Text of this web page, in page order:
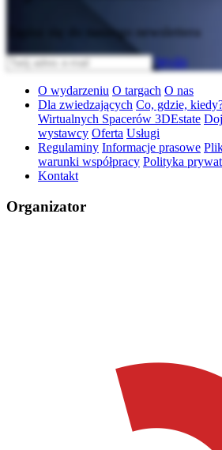
Zapisz się do naszego newslettera
O wydarzeniu O targach O nas
Dla zwiedzających Co, gdzie,
Wirtualnych Spacerów 3DEstate
wystawcy Oferta Usługi
Regulaminy Informacje prasowe
warunki współpracy Polityka
Kontakt
Organizator